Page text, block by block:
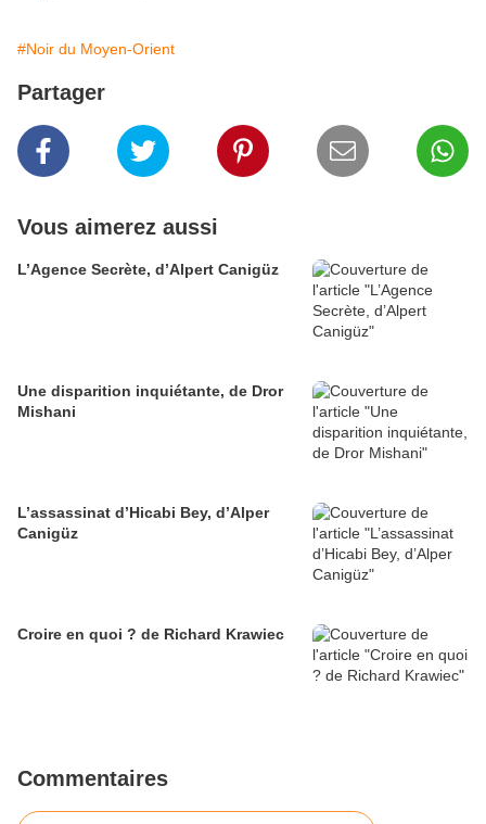
#Noir du Moyen-Orient
Partager
Vous aimerez aussi
L’Agence Secrète, d’Alpert Canigüz
Une disparition inquiétante, de Dror
Mishani
L’assassinat d’Hicabi Bey, d’Alper
Canigüz
Croire en quoi ? de Richard Krawiec
Commentaires